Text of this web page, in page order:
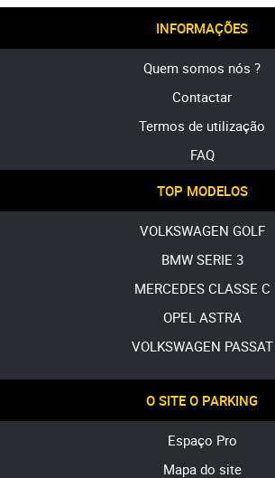
INFORMAÇÕES
Quem somos nós ?
Contactar
Termos de utilização
FAQ
TOP MODELOS
VOLKSWAGEN GOLF
BMW SERIE 3
MERCEDES CLASSE C
OPEL ASTRA
VOLKSWAGEN PASSAT
O SITE O PARKING
Espaço Pro
Mapa do site